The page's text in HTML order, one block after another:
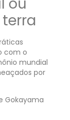
com o
mundial
por
Gokayama